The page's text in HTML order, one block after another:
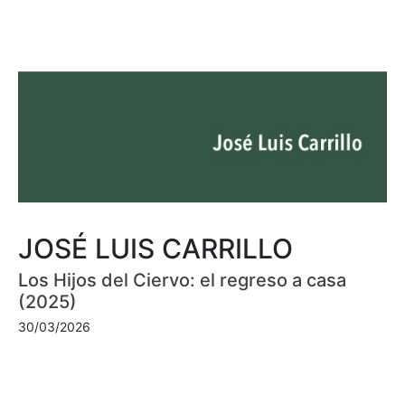
JOSÉ LUIS CARRILLO
Los Hijos del Ciervo: el regreso a casa
(2025)
30/03/2026